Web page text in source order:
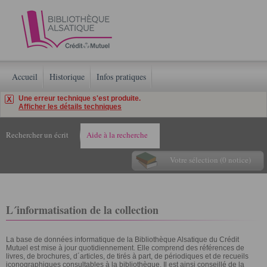
Accueil Historique Infos pratiques
Une erreur technique s'est produite.
Afficher les détails techniques
Rechercher un écrit Aide à la recherche
Votre sélection (0 notice)
L´informatisation de la collection
La base de données informatique de la Bibliothèque Alsatique du Crédit
Mutuel est mise à jour quotidiennement. Elle comprend des références de
livres, de brochures, d´articles, de tirés à part, de périodiques et de recueils
iconographiques consultables à la bibliothèque. Il est ainsi conseillé de la